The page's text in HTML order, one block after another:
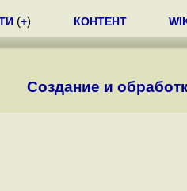
(+) КОНТЕНТ
Создание и